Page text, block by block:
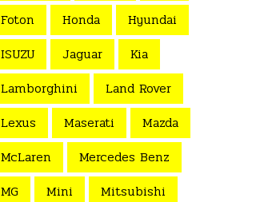
Foton
Honda
Hyundai
ISUZU
Jaguar
Kia
Lamborghini
Land Rover
Lexus
Maserati
Mazda
McLaren
Mercedes Benz
MG
Mini
Mitsubishi